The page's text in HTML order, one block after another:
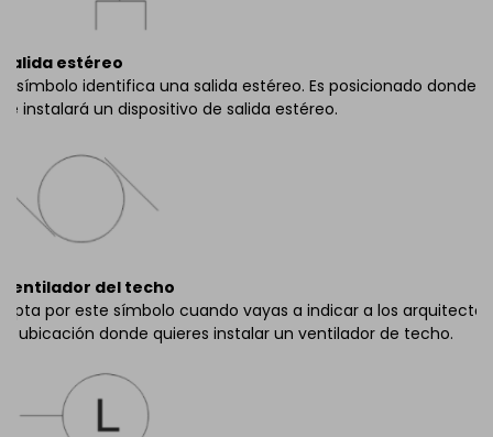
Salida estéreo
El símbolo identifica una salida estéreo. Es posicionado donde
se instalará un dispositivo de salida estéreo.
Ventilador del techo
Opta por este símbolo cuando vayas a indicar a los arquitectos
la ubicación donde quieres instalar un ventilador de techo.